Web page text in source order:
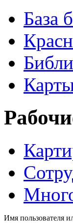
База
Имя пользователя